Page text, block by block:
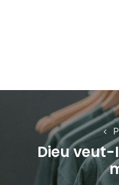
Navigation
l’articleDieu veut-